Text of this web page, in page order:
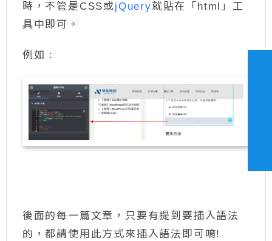
時，不管是CSS或jQuery就貼在「html」工
具中即可。
例如 :
後面的每一篇文章，只要有提到要插入語法
的，都請使用此方式來插入語法即可唷!